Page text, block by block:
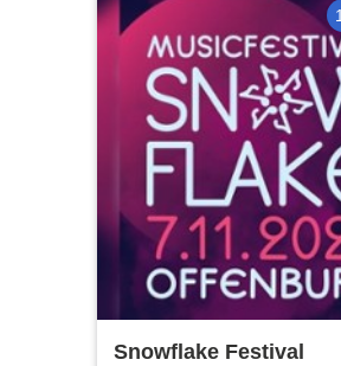
Snowflake Festival